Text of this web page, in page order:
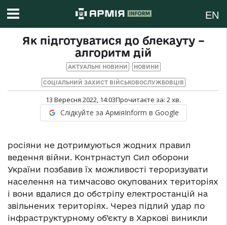
EN
Як підготуватися до блекауту –
алгоритм дій
АКТУАЛЬНІ НОВИНИ НОВИНИ
СОЦІАЛЬНИЙ ЗАХИСТ ВІЙСЬКОВОСЛУЖБОВЦІВ
13 Вересня 2022, 14:03Прочитаєте за: 2хв.
Слідкуйте за АрміяInform в Google
росіяни не дотримуються жодних правил
ведення війни. Контрнаступ Сил оборони
України позбавив їх можливості тероризувати
населення на тимчасово окупованих територіях
і вони вдалися до обстрілу електростанцій на
звільнених територіях. Через підлий удар по
інфраструктурному об’єкту в Харкові виникли